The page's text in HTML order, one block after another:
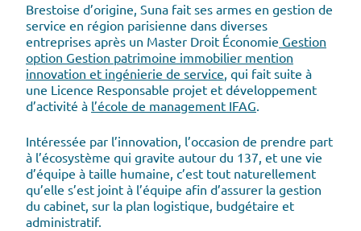
Brestoise d’origine, Suna fait ses armes en gestion de
service en région parisienne dans diverses
entreprises après un Master Droit Économie Gestion
option Gestion patrimoine immobilier mention
innovation et ingénierie de service, qui fait suite à
une Licence Responsable projet et développement
d’activité à l’école de management IFAG.
Intéressée par l’innovation, l’occasion de prendre part
à l’écosystème qui gravite autour du 137, et une vie
d’équipe à taille humaine, c’est tout naturellement
qu’elle s’est joint à l’équipe afin d’assurer la gestion
du cabinet, sur la plan logistique, budgétaire et
administratif.